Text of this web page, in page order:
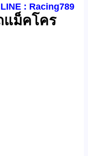
: Racing789
แม็คโคร